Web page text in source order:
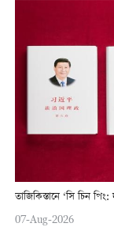
তাজিকিস্তানে ‘সি চিন
07-Aug-2026